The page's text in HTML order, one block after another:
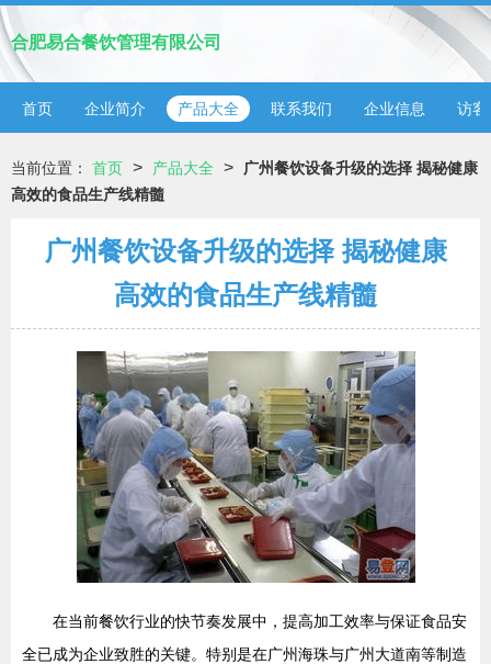
合肥易合餐饮管理有限公司
首页 企业简介 产品大全 联系我们 企业信息 访客
当前位置： 首页 > 产品大全 >
广州餐饮设备升级的选择 揭秘健康
高效的食品生产线精髓
广州餐饮设备升级的选择 揭秘健康
高效的食品生产线精髓
在当前餐饮行业的快节奏发展中，提高加工效率与保证食品安
全已成为企业致胜的关键。特别是在广州海珠与广州大道南等制造